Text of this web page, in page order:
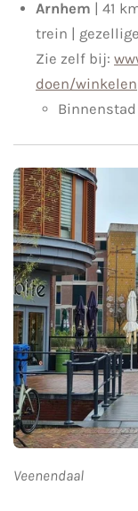
Arnhem | 41
trein |
Zie zelf bij:
doen/winkelen
Binnenstad
Veenendaal